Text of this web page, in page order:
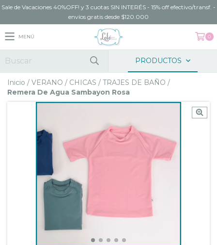
Sale de Vacaciones 40%OFF! y 3 cuotas SIN INTERÉS - 15% off efectivo/transf. -
envíos gratis desde $120.000
MENÚ 0
PRODUCTOS
Inicio / VERANO / CHICAS / TRAJES DE BAÑO /
Remera De Agua Sambayon Rosa